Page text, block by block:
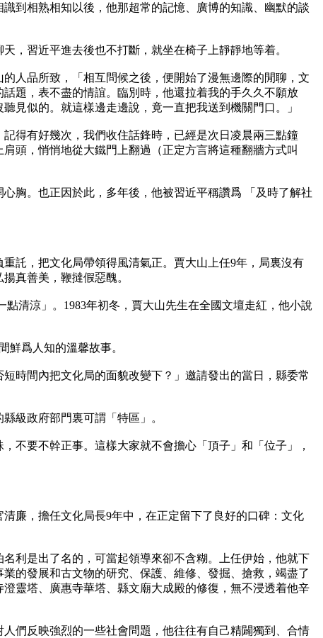
到相熟相知以後，他那超常的記憶、廣博的知識、幽默的談
，習近平進去後也不打斷，就坐在椅子上靜靜地等着。
人品所致，「相互問候之後，便開始了漫無邊際的閒聊，文
題，表不盡的情誼。臨別時，他還拉着我的手久久不願放
見似的。就這樣邊走邊說，竟一直把我送到機關門口。」
得有好幾次，我們收住話鋒時，已經是次日凌晨兩三點鐘
頭，悄悄地從大鐵門上翻過（正定方言將這種翻牆方式叫
胸。也正因於此，多年後，他被習近平稱讚爲 「及時了解社
託，把文化局帶領得風清氣正。賈大山上任9年，局裏沒有
真善美，鞭撻假惡醜。
清涼」。1983年初冬，賈大山先生在全國文壇走紅，他小說
鮮爲人知的溫馨故事。
時間內把文化局的面貌改變下？」邀請發出的當日，縣委常
級政府部門裏可謂「特區」。
不要不幹正事。這樣大家就不會擔心「頂子」和「位子」，
廉，擔任文化局長9年中，在正定留下了良好的口碑：文化
利是出了名的，可當起領導來卻不含糊。上任伊始，他就下
的發展和古文物的研究、保護、維修、發掘、搶救，竭盡了
靈塔、廣惠寺華塔、縣文廟大成殿的修復，無不浸透着他辛
們反映強烈的一些社會問題，他往往有自己精闢獨到、合情